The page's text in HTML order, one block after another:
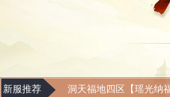
新服推荐 洞天福地四区【瑶光纳福